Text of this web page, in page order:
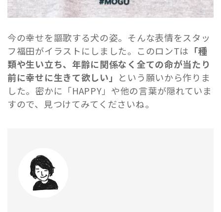
今の幸せを謳歌する犬の姿。そんな表情をスタッ
フ福田がイラストにしました。このロンTは 「種
類や生い立ち、年齢に関係なく全ての命が当たり
前に幸せに生きて欲しい」 という願いから作りま
した。密かに「HAPPY」や他の言葉が隠れていま
すので、見つけてみてくださいね。